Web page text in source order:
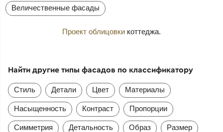
Величественные фасады
Проект облицовки коттеджа.
Найти другие типы фасадов по классификатору
Стиль Детали Цвет Материалы
Насыщенность Контраст Пропорции
Симметрия Детальность Образ Размер